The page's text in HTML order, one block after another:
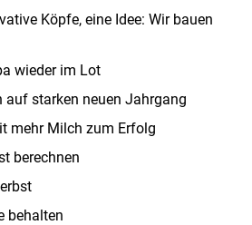
Köpfe, eine Idee: Wir bauen
wieder im Lot
auf starken neuen Jahrgang
mehr Milch zum Erfolg
berechnen
behalten